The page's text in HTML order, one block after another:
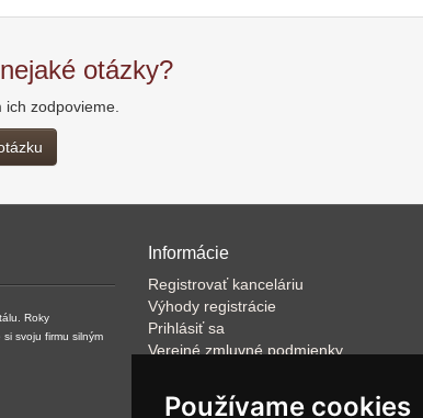
Používame cookies
otázky?
ich zodpovieme.
Roky
svoju firmu silným
Informácie
Registrovať kanceláriu
Výhody registrácie
Prihlásiť sa
Verejné zmluvné podmienky
VOP